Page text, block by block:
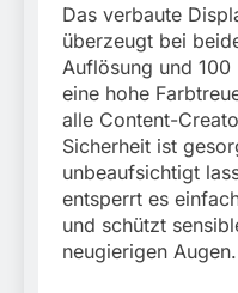
Das verbaute
überzeugt bei
Auflösung und 100
eine hohe
alle Content-
Sicherheit ist
unbeaufsichtigt
entsperrt es
und schützt
neugierigen Augen.